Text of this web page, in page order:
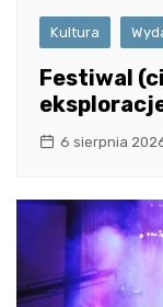
Kultura
Festiwal
6 sierpnia